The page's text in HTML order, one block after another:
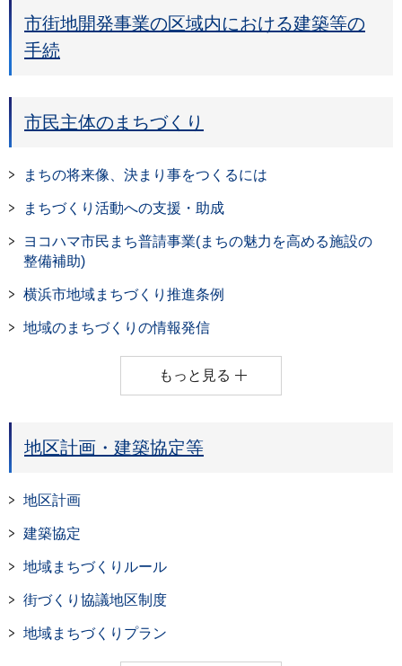
市街地開発事業の区域内における建築等の
手続
市民主体のまちづくり
まちの将来像、決まり事をつくるには
まちづくり活動への支援・助成
ヨコハマ市民まち普請事業(まちの魅力を高める施設の
整備補助)
横浜市地域まちづくり推進条例
地域のまちづくりの情報発信
もっと見る
地区計画・建築協定等
地区計画
建築協定
地域まちづくりルール
街づくり協議地区制度
地域まちづくりプラン